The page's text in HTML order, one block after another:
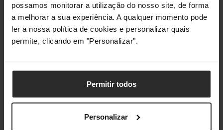
possamos monitorar a utilização do nosso site, de forma
a melhorar a sua experiência. A qualquer momento pode
ler a nossa política de cookies e personalizar quais
permite, clicando em "Personalizar".
Permitir todos
Personalizar
Classificações